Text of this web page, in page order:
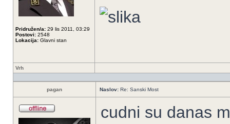
Pridružen/a: 29 lis 2011, 03:29
Postovi: 2548
Lokacija: Glavni stan
Vrh
pagan Naslov: Re: Sanski Most
cudni su danas